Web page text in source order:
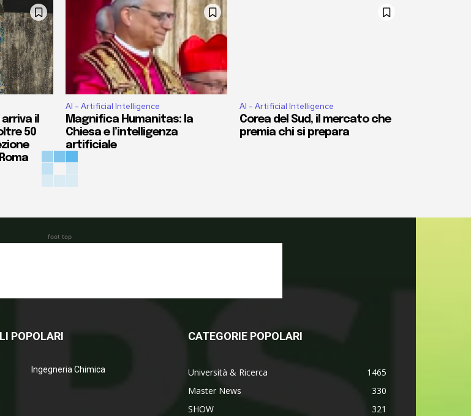
il
50
AI - Artificial Intelligence
Magnifica Humanitas: la
Chiesa e l’intelligenza
artificiale
AI - Artificial Intelligence
Corea del Sud, il mercato che
premia chi si prepara
foot top
POPOLARI
Ingegneria Chimica
CATEGORIE POPOLARI
Università & Ricerca
1465
Master News
330
SHOW
321